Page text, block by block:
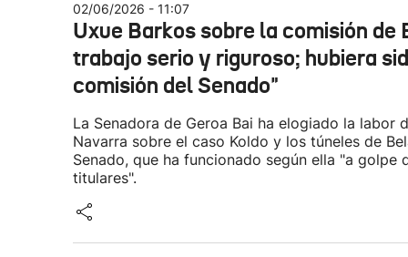
02/06/2026 - 11:07
Uxue Barkos sobre la comisión de
trabajo serio y riguroso; hubiera
comisión del Senado"
La Senadora de Geroa Bai ha elogiado la
Navarra sobre el caso Koldo y los túneles de
Senado, que ha funcionado según ella "a golpe
titulares".